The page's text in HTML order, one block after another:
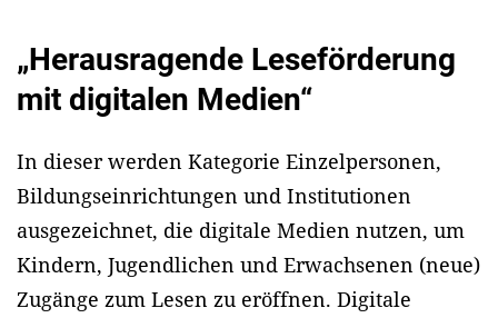
„Herausragende Leseförderung
mit digitalen Medien“
In dieser werden Kategorie Einzelpersonen,
Bildungseinrichtungen und Institutionen
ausgezeichnet, die digitale Medien nutzen, um
Kindern, Jugendlichen und Erwachsenen (neue)
Zugänge zum Lesen zu eröffnen. Digitale